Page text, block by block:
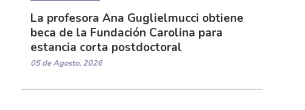
La profesora Ana Guglielmucci obtiene
beca de la Fundación Carolina para
estancia corta postdoctoral
05 de Agosto, 2026